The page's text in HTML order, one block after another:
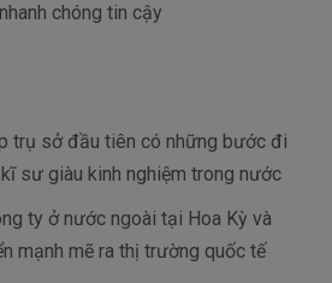
chóng tin cậy
trụ sở đầu tiên có những bước đi
sư giàu kinh nghiệm trong nước
ty ở nước ngoài tại Hoa Kỳ và
mạnh mẽ ra thị trường quốc tế